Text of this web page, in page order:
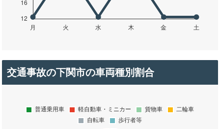
交通事故の下関市の車両種別割合